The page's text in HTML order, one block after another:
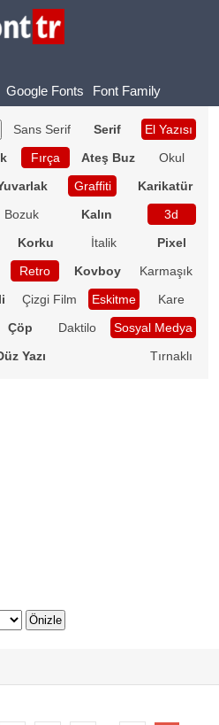
Google Fonts Font Family
Sans Serif Serif
El Yazısı
Fırça Ateş Buz
Okul
Graffiti
Karikatür
Bozuk Kalın
3d
Korku İtalik
Pixel
Retro Kovboy
Karmaşık
Çizgi Film Eskitme
Kare
Çöp Daktilo
Sosyal Medya
Yazı Tırnaklı